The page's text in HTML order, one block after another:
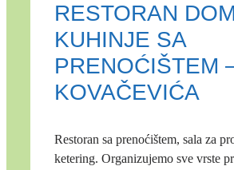
RESTORAN
KUHINJE SA
PRENOĆIŠTEM
KOVAČEVIĆA
Restoran sa prenoćištem, sala za
ketering. Organizujemo sve vrste